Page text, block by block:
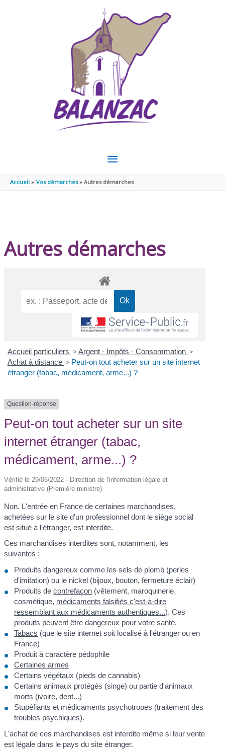
MENU
PRINCIPAL
Accueil Vos démarches Autres démarches
Autres démarches
Accueil particuliers > Argent - Impôts - Consommation >
Achat à distance > Peut-on tout acheter sur un site internet
étranger (tabac, médicament, arme...) ?
Question-réponse
Peut-on tout acheter sur un site
internet étranger (tabac,
médicament, arme...) ?
Vérifié le 29/06/2022 - Direction de l'information légale et
administrative (Première ministre)
Non. L'entrée en France de certaines marchandises,
achetées sur le site d'un professionnel dont le siège social
est situé à l'étranger, est interdite.
Ces marchandises interdites sont, notamment, les
suivantes :
Produits dangereux comme les sels de plomb (perles
d'imitation) ou le nickel (bijoux, bouton, fermeture éclair)
Produits decontrefaçon (vêtement, maroquinerie,
cosmétique, médicaments falsifiés c'est-à-dire
ressemblant aux médicaments authentiques...). Ces
produits peuvent être dangereux pour votre santé.
Tabacs (que le site internet soit localisé à l'étranger ou en
France)
Produit à caractère pédophile
Certaines armes
Certains végétaux (pieds de cannabis)
Certains animaux protégés (singe) ou partie d'animaux
morts (ivoire, dent...)
Stupéfiants et médicaments psychotropes (traitement des
troubles psychiques).
L'achat de ces marchandises est interdite même si leur vente
est légale dans le pays du site étranger.